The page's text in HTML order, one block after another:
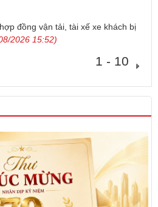
đồng vận tải, tài xế xe khách bị
2026 15:52)
1 - 10